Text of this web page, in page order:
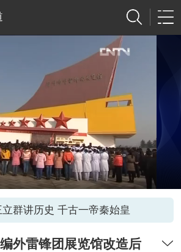
立群讲历史 千古一帝秦始皇
外雷锋团展览馆改造后